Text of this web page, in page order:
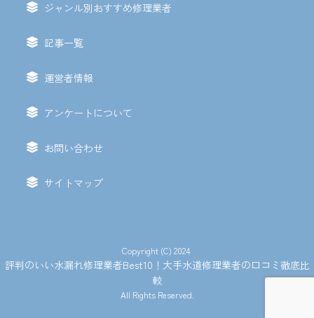
ジャンル別おすすめ修理業者
記事一覧
運営者情報
アンケートについて
お問い合わせ
サイトマップ
Copyright (C) 2024
評判のいい水漏れ修理業者Best10！大手水道修理業者の口コミ徹底比
較
All Rights Reserved.